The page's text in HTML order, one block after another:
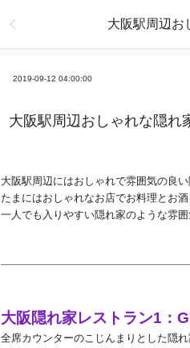
大阪駅周辺お
2019-09-12 04:00:00
大阪駅周辺おしゃれな隠れ
大阪駅周辺にはおしゃれで雰囲気の良
たまにはおしゃれなお店でお料理とお酒
一人でも入りやすい隠れ家のような雰
大阪隠れ家レストラン1 ：
全席カウンターのこじんまりとした隠れ